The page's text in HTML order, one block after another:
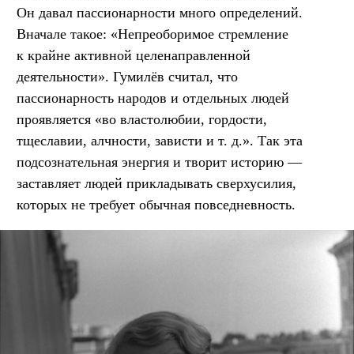
Он давал пассионарности много определений.
Вначале такое: «Непреоборимое стремление
к крайне активной целенаправленной
деятельности». Гумилёв считал, что
пассионарность народов и отдельных людей
проявляется «во властолюбии, гордости,
тщеславии, алчности, зависти и т. д.». Так эта
подсознательная энергия и творит историю —
заставляет людей прикладывать сверхусилия,
которых не требует обычная повседневность.